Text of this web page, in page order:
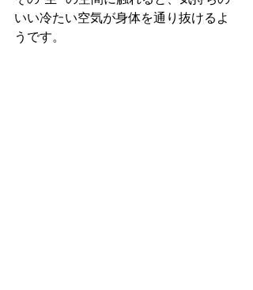
いい冷たい空気が身体を通り抜けるよ
うです。